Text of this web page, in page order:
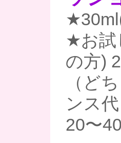
★お試
の方)
（ど
ンス代
20〜